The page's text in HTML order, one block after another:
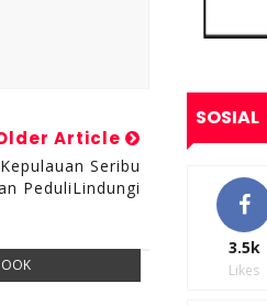
Article
Seribu
PeduliLindungi
SOSIAL
3.5k
Likes